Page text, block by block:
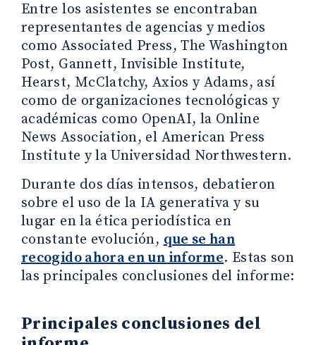
Entre los asistentes se encontraban
representantes de agencias y medios
como Associated Press, The Washington
Post, Gannett, Invisible Institute,
Hearst, McClatchy, Axios y Adams, así
como de organizaciones tecnológicas y
académicas como OpenAI, la Online
News Association, el American Press
Institute y la Universidad Northwestern.
Durante dos días intensos, debatieron
sobre el uso de la IA generativa y su
lugar en la ética periodística en
constante evolución,que se han
recogido ahora en un informe. Estas son
las principales conclusiones del informe:
Principales conclusiones del